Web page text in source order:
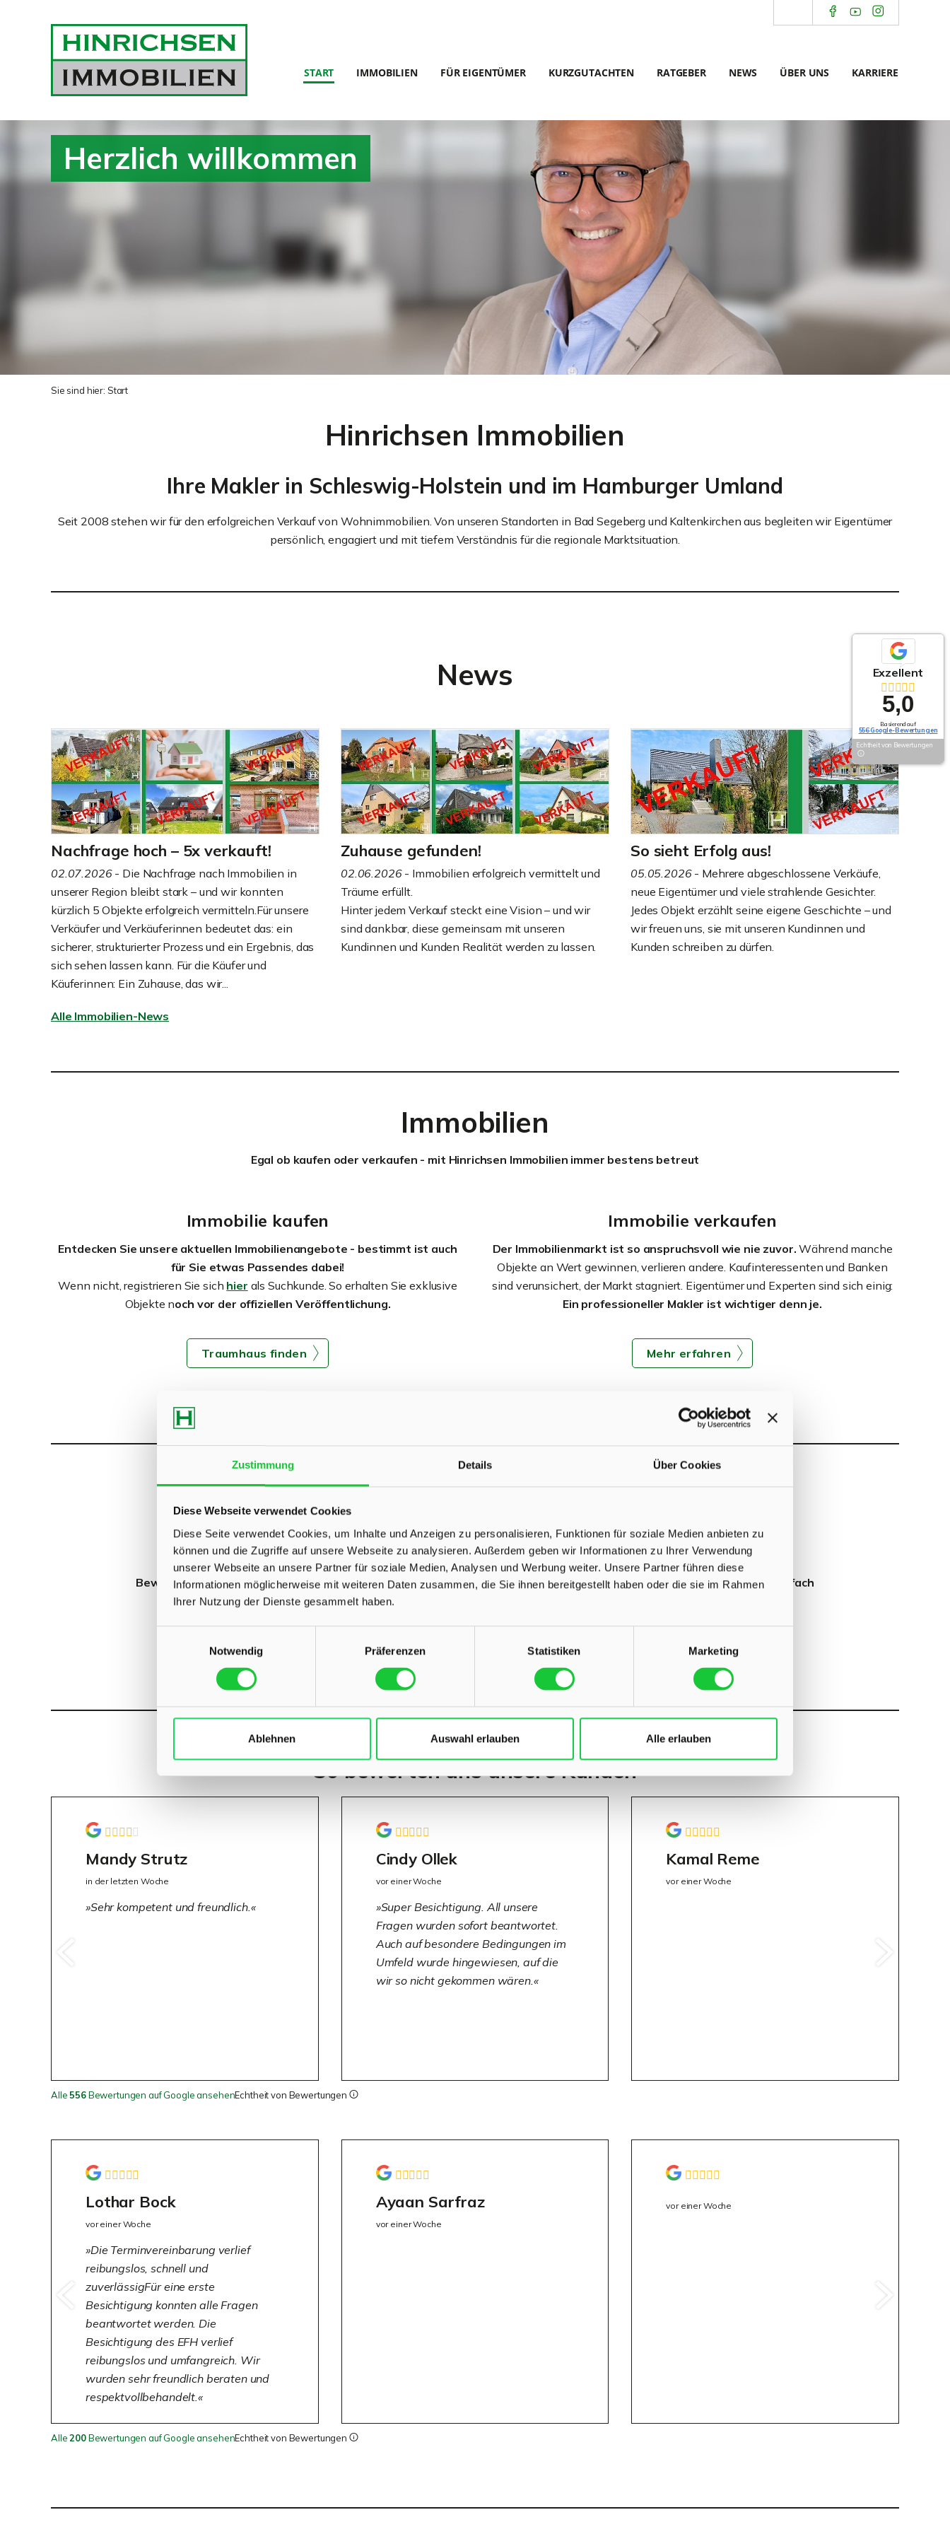
Zustimmung Details Über Cookies
Diese Webseite verwendet Cookies
Diese Seite verwendet Cookies, um Inhalte und Anzeigen zu personalisieren, Funktionen für soziale Medien anbieten zu
können und die Zugriffe auf unsere Webseite zu analysieren. Außerdem geben wir Informationen zu Ihrer Verwendung
unserer Webseite an unsere Partner für soziale Medien, Analysen und Werbung weiter. Unsere Partner führen diese
Informationen möglicherweise mit weiteren Daten zusammen, die Sie ihnen bereitgestellt haben oder die sie im Rahmen
Ihrer Nutzung der Dienste gesammelt haben.
Notwendig
Präferenzen Statistiken Marketing
Ablehnen Auswahl erlauben Alle erlauben
START IMMOBILIEN FÜR EIGENTÜMER KURZGUTACHTEN RATGEBER NEWS ÜBER UNS KARRIERE
Herzlich willkommen
Sie sind hier: Start
Hinrichsen Immobilien
Ihre Makler in Schleswig-Holstein und im Hamburger Umland
Seit 2008 stehen wir für den erfolgreichen Verkauf von Wohnimmobilien. Von unseren Standorten in Bad Segeberg und Kaltenkirchen aus begleiten wir Eigentümer
persönlich, engagiert und mit tiefem Verständnis für die regionale Marktsituation.
News
Nachfrage hoch – 5x verkauft!
02.07.2026- Die Nachfrage nach Immobilien in
unserer Region bleibt stark – und wir konnten
kürzlich 5 Objekte erfolgreich vermitteln.Für unsere
Verkäufer und Verkäuferinnen bedeutet das: ein
sicherer, strukturierter Prozess und ein Ergebnis, das
sich sehen lassen kann. Für die Käufer und
Käuferinnen: Ein Zuhause, das wir...
Zuhause gefunden!
02.06.2026- Immobilien erfolgreich vermittelt und
Träume erfüllt.
Hinter jedem Verkauf steckt eine Vision – und wir
sind dankbar, diese gemeinsam mit unseren
Kundinnen und Kunden Realität werden zu lassen.
So sieht Erfolg aus!
05.05.2026- Mehrere abgeschlossene Verkäufe,
neue Eigentümer und viele strahlende Gesichter.
Jedes Objekt erzählt seine eigene Geschichte – und
wir freuen uns, sie mit unseren Kundinnen und
Kunden schreiben zu dürfen.
Alle Immobilien-News
Immobilien
Egal ob kaufen oder verkaufen - mit Hinrichsen Immobilien immer bestens betreut
Immobilie kaufen
Entdecken Sie unsere aktuellen Immobilienangebote - bestimmt ist auch
für Sie etwas Passendes dabei!
Wenn nicht, registrieren Sie sich hier als Suchkunde. So erhalten Sie exklusive
Objekte noch vor der offiziellen Veröffentlichung.
Traumhaus finden
Immobilie verkaufen
Der Immobilienmarkt ist so anspruchsvoll wie nie zuvor. Während manche
Objekte an Wert gewinnen, verlieren andere. Kaufinteressenten und Banken
sind verunsichert, der Markt stagniert. Eigentümer und Experten sind sich einig:
Ein professioneller Makler ist wichtiger denn je.
Mehr erfahren
Welchen Wert hat Ihre Immobilie?
Wie hat sich der Wert Ihrer Immobilie entwickelt?
Bewerten Sie jetzt kostenlos Ihre Immobilie und innerhalb von drei Minuten haben Sie die Antwort in Ihrem E-Mail-Postfach
So bewerten uns unsere Kunden
Mandy Strutz
in der letzten Woche
Sehr kompetent und freundlich.
Cindy Ollek
vor einer Woche
Super Besichtigung. All unsere
Fragen wurden sofort beantwortet.
Auch auf besondere Bedingungen im
Umfeld wurde hingewiesen, auf die
wir so nicht gekommen wären.
Kamal Reme
vor einer Woche
Alle 556Bewertungen auf Google ansehenEchtheit von Bewertungen
Lothar Bock
vor einer Woche
Die Terminvereinbarung verlief
reibungslos, schnell und
zuverlässigFür eine erste
Besichtigung konnten alle Fragen
beantwortet werden. Die
Besichtigung des EFH verlief
reibungslos und umfangreich. Wir
wurden sehr freundlich beraten und
respektvollbehandelt.
Ayaan Sarfraz
vor einer Woche
vor einer Woche
Alle200Bewertungen auf Google ansehenEchtheit von Bewertungen
Exzellent
5,0
Basierend auf
556 Google-Bewertungen
Echtheit von Bewertungen